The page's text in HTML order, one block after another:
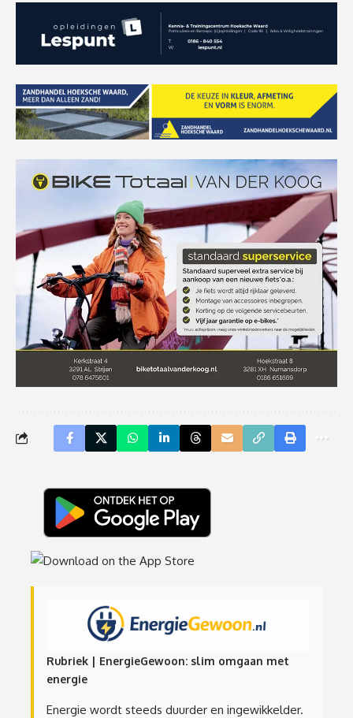
Rubriek | EnergieGewoon: slim omgaan met
energie
Energie wordt steeds duurder en ingewikkelder.